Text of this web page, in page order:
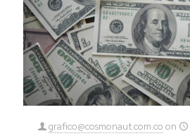
grafico@cosmonaut.com.co on